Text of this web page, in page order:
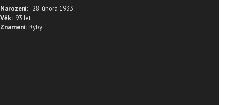
Narození: 28. února 1933
Věk: 93 let
Znamení: Ryby